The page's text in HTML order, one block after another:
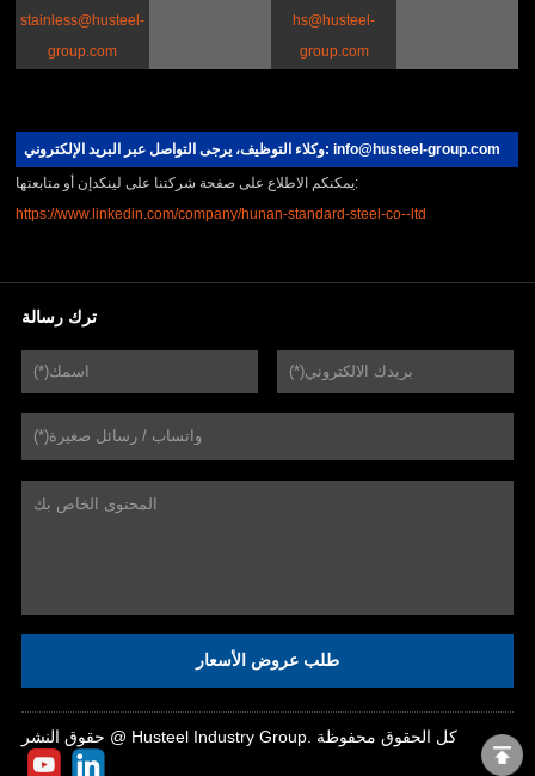
stainless@husteel-
group.com
hs@husteel-
group.com
وكلاء التوظيف، يرجى التواصل عبر البريد الإلكتروني: info@husteel-group.com
يمكنكم الاطلاع على صفحة شركتنا على لينكدإن أو متابعتها:
https://www.linkedin.com/company/hunan-standard-steel-co--ltd
ترك رسالة
طلب عروض الأسعار
حقوق النشر @ Husteel Industry Group. كل الحقوق محفوظة